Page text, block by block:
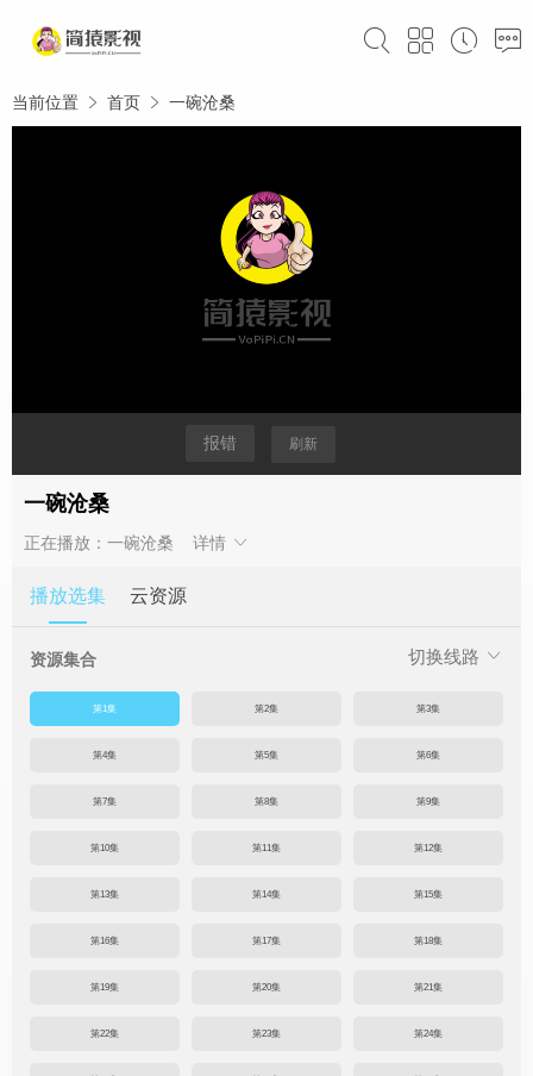
当前位置 首页 一碗沧桑
报错 刷新
一碗沧桑
正在播放：一碗沧桑 详情
播放选集 云资源
切换线路
资源集合
第1集 第2集 第3集
第4集 第5集 第6集
第7集 第8集 第9集
第10集 第11集 第12集
第13集 第14集 第15集
第16集 第17集 第18集
第19集 第20集 第21集
第22集 第23集 第24集